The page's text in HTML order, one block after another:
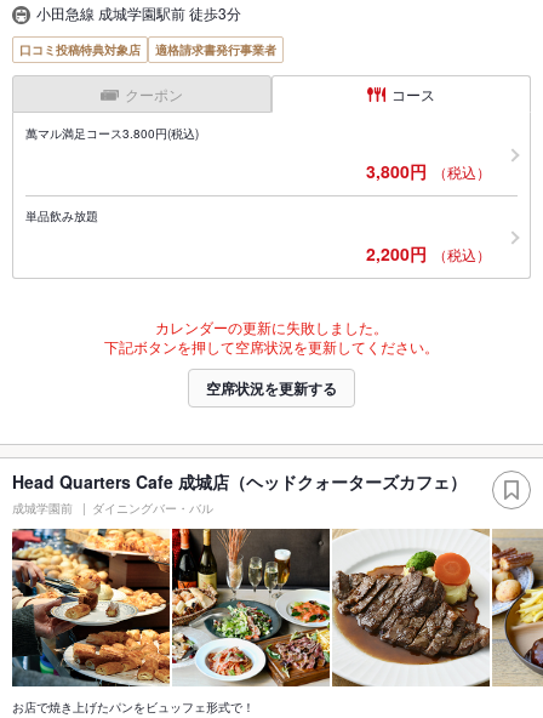
小田急線 成城学園駅前 徒歩3分
口コミ投稿特典対象店 適格請求書発行事業者
クーポン コース
萬マル満足コース3.800円(税込)
3,800円 （税込）
単品飲み放題
2,200円 （税込）
カレンダーの更新に失敗しました。
下記ボタンを押して空席状況を更新してください。
空席状況を更新する
Head Quarters Cafe 成城店（ヘッドクォーターズカフェ）
成城学園前 ダイニングバー・バル
お店で焼き上げたパンをビュッフェ形式で！